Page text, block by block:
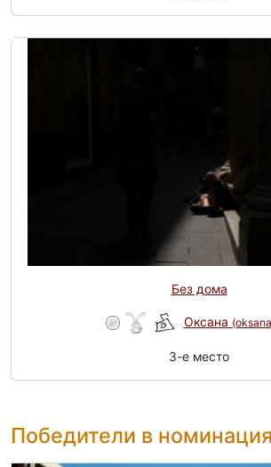
Без дома
Оксана
3-e место
Победители в